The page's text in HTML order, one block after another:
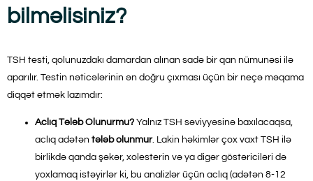
bilməlisiniz?
TSH testi, qolunuzdakı damardan alınan sadə bir qan nümunəsi ilə
aparılır. Testin nəticələrinin ən doğru çıxması üçün bir neçə məqama
diqqət etmək lazımdır:
Aclıq Tələb Olunurmu? Yalnız TSH səviyyəsinə baxılacaqsa,
aclıq adətən tələb olunmur. Lakin həkimlər çox vaxt TSH ilə
birlikdə qanda şəkər, xolesterin və ya digər göstəriciləri də
yoxlamaq istəyirlər ki, bu analizlər üçün aclıq (adətən 8-12